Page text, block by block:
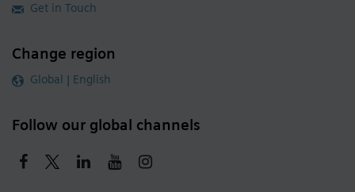
Get in Touch
Change region
Global | English
Follow our global channels